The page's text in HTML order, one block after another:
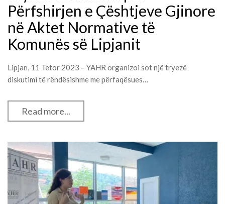
Përfshirjen e Çështjeve Gjinore
në Aktet Normative të
Komunës së Lipjanit
Lipjan, 11 Tetor 2023 – YAHR organizoi sot një tryezë
diskutimi të rëndësishme me përfaqësues…
Read more...